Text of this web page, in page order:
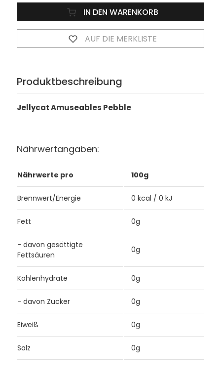
IN DEN WARENKORB
AUF DIE MERKLISTE
Produktbeschreibung
Jellycat Amuseables Pebble
Nährwertangaben:
Nährwerte pro 100g
Brennwert/Energie 0 kcal / 0 kJ
Fett 0g
- davon gesättigte
Fettsäuren
0g
Kohlenhydrate 0g
- davon Zucker 0g
Eiweiß 0g
Salz 0g